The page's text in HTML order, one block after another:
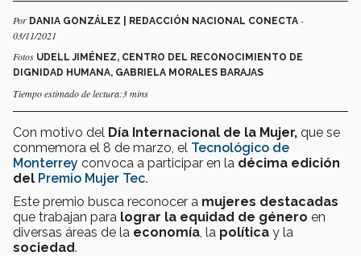
Por DANIA GONZÁLEZ | REDACCIÓN NACIONAL CONECTA -
03/11/2021
Fotos UDELL JIMÉNEZ, CENTRO DEL RECONOCIMIENTO DE
DIGNIDAD HUMANA, GABRIELA MORALES BARAJAS
Tiempo estimado de lectura:3 mins
Con motivo del Día Internacional de la Mujer, que se
conmemora el 8 de marzo, el Tecnológico de
Monterrey convoca a participar en la décima edición
del Premio Mujer Tec.
Este premio busca reconocer a mujeres destacadas
que trabajan para lograr la equidad de género en
diversas áreas de la economía , la política y la
sociedad.